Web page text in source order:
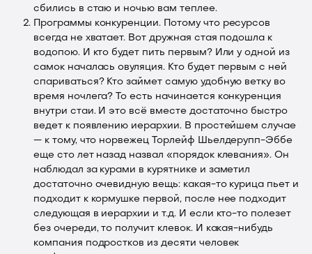
сбились в стаю и ночью вам теплее.
Программы конкуренции. Потому что ресурсов
всегда не хватает. Вот дружная стая подошла к
водопою. И кто будет пить первым? Или у одной из
самок началась овуляция. Кто будет первым с ней
спариваться? Кто займет самую удобную ветку во
время ночлега? То есть начинается конкуренция
внутри стаи. И это всё вместе достаточно быстро
ведет к появлению иерархии. В простейшем случае
— к тому, что норвежец Торлейф Шьелдерупп-Эббе
еще сто лет назад назвал «порядок клевания». Он
наблюдал за курами в курятнике и заметил
достаточно очевидную вещь: какая-то курица пьет и
подходит к кормушке первой, после нее подходит
следующая в иерархии и т.д. И если кто-то полезет
без очереди, то получит клевок. И какая-нибудь
компания подростков из десяти человек